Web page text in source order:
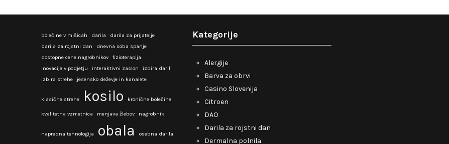
bolečine v mišicah darila
darila za prijatelje
darila za rojstni dan
dnevna soba spanje
dostopne cene nagrobnikov
fizioterapija
inovacije v podjetju
interaktivni zaslon
izbira daril
izbira strehe
jesensko deževje in kanalete
klasične strehe kosilo kronične bolečine
kvalitetna vzmetnica menjava žlebov nagrobniki
napredna tehnologija obala osebna darila
Kategorije
Alergije
Barva za obrvi
Casino Slovenija
Citroen
DAO
Darila za rojstni dan
Dermalna polnila